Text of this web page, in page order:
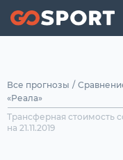
Все прогнозы /
«Реала»
Трансферная стоимость
на 21.11.2019